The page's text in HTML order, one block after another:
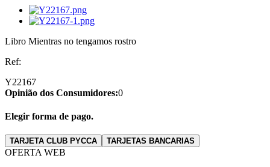
Libro Mientras no tengamos rostro
Ref:
Y22167
Opinião dos Consumidores:0
Elegir forma de pago.
TARJETA CLUB PYCCA TARJETAS BANCARIAS
OFERTA WEB